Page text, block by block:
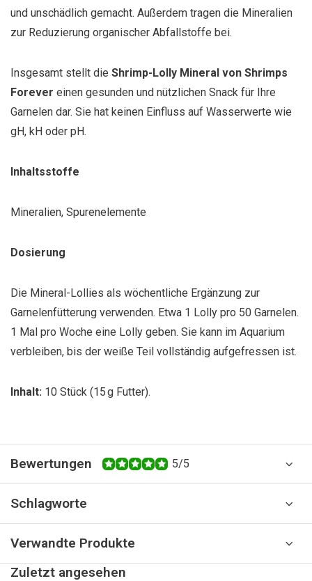
und unschädlich gemacht. Außerdem tragen die Mineralien
zur Reduzierung organischer Abfallstoffe bei.
Insgesamt stellt die Shrimp-Lolly Mineral von Shrimps
Forever einen gesunden und nützlichen Snack für Ihre
Garnelen dar. Sie hat keinen Einfluss auf Wasserwerte wie
gH, kH oder pH.
Inhaltsstoffe
Mineralien, Spurenelemente
Dosierung
Die Mineral-Lollies als wöchentliche Ergänzung zur
Garnelenfütterung verwenden. Etwa 1 Lolly pro 50 Garnelen.
1 Mal pro Woche eine Lolly geben. Sie kann im Aquarium
verbleiben, bis der weiße Teil vollständig aufgefressen ist.
Inhalt: 10 Stück (15 g Futter).
Bewertungen 5/5
Schlagworte
Verwandte Produkte
Zuletzt angesehen